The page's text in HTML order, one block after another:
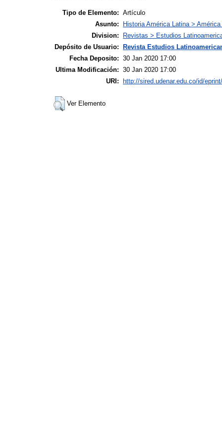
Tipo de Elemento: Artículo
Asunto:
Historia América Latina >
Division:
Revistas > Estudios
Depósito de Usuario: Revista Estudios
Fecha Deposito: 30 Jan 2020 17:00
Ultima Modificación: 30 Jan 2020 17:00
URI: http://sired.udenar.edu.co/id/
Ver Elemento